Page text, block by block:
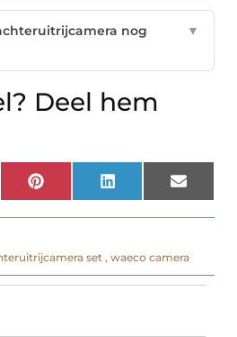
nog
▼
Deel hem
Pinterest LinkedIn Email
set , waeco camera